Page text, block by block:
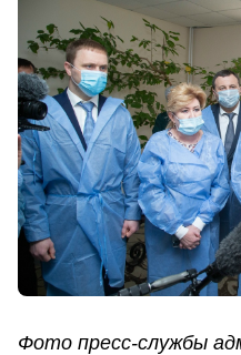
Фото пресс-службы